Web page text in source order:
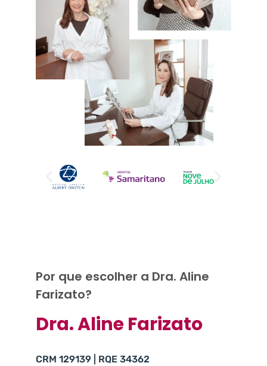
Por que escolher a Dra. Aline
Farizato?
Dra. Aline Farizato
CRM 129139 | RQE 34362